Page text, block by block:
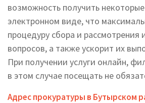
возможность получить
электронном виде, что
процедуру сбора и
вопросов, а также ускорит их
При получении услуги онлайн,
в этом случае посещать не
Адрес прокуратуры в Бутырском